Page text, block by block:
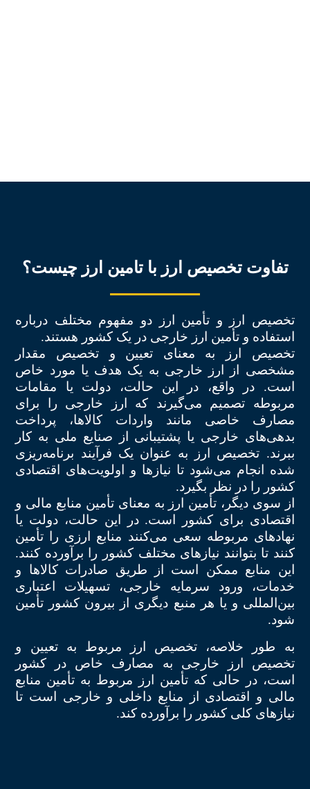
تفاوت تخصیص ارز با تامین ارز چیست؟
تخصیص ارز و تأمین ارز دو مفهوم مختلف درباره
استفاده و تأمین ارز خارجی در یک کشور هستند.
تخصیص ارز به معنای تعیین و تخصیص مقدار
مشخصی از ارز خارجی به یک هدف یا مورد خاص
است. در واقع، در این حالت، دولت یا مقامات
مربوطه تصمیم می‌گیرند که ارز خارجی را برای
مصارف خاصی مانند واردات کالاها، پرداخت
بدهی‌های خارجی یا پشتیبانی از صنایع ملی به کار
ببرند. تخصیص ارز به عنوان یک فرآیند برنامه‌ریزی
شده انجام می‌شود تا نیازها و اولویت‌های اقتصادی
کشور را در نظر بگیرد.
از سوی دیگر، تأمین ارز به معنای تأمین منابع مالی و
اقتصادی برای کشور است. در این حالت، دولت یا
نهادهای مربوطه سعی می‌کنند منابع ارزی را تأمین
کنند تا بتوانند نیازهای مختلف کشور را برآورده کنند.
این منابع ممکن است از طریق صادرات کالاها و
خدمات، ورود سرمایه خارجی، تسهیلات اعتباری
بین‌المللی و یا هر منبع دیگری از بیرون کشور تأمین
شود.
به طور خلاصه، تخصیص ارز مربوط به تعیین و
تخصیص ارز خارجی به مصارف خاص در کشور
است، در حالی که تأمین ارز مربوط به تأمین منابع
مالی و اقتصادی از منابع داخلی و خارجی است تا
نیازهای کلی کشور را برآورده کند.